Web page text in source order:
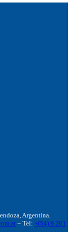
Argentina.
– Tel: +(54) 9 261